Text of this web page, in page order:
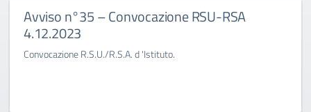
Avviso n°35 – Convocazione RSU-RSA
4.12.2023
Convocazione R.S.U./R.S.A. d 'Istituto.